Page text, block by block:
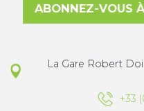
ABONNEZ-VOUS
La Gare Robert
+33